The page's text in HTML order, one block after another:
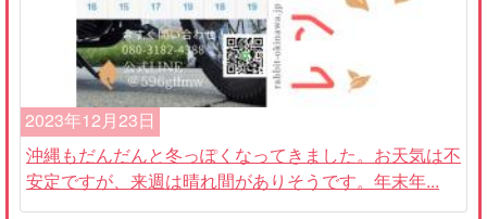
2023年12月23日
沖縄もだんだんと冬っぽくなってきました。お天気は不
安定ですが、来週は晴れ間がありそうです。年末年...